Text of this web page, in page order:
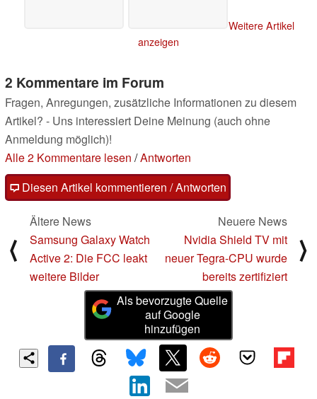
Weitere Artikel
anzeigen
2 Kommentare im Forum
Fragen, Anregungen, zusätzliche Informationen zu diesem
Artikel? - Uns interessiert Deine Meinung (auch ohne
Anmeldung möglich)!
Alle 2 Kommentare lesen /Antworten
Diesen Artikel kommentieren / Antworten
⟨
Ältere News
Samsung Galaxy Watch
Active 2: Die FCC leakt
weitere Bilder
Neuere News
Nvidia Shield TV mit
neuer Tegra-CPU wurde
bereits zertifiziert
⟩
Als bevorzugte Quelle
auf Google
hinzufügen